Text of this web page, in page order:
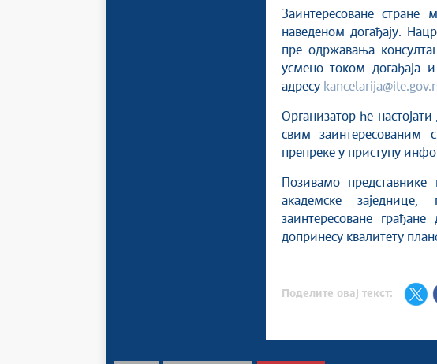
Заинтересоване стране
наведеном догађају.
пре одржавања
усмено током догађаја
адресу
Организатор ће
свим заинтересованим
препреке у приступу
Позивамо представнике
академске
заинтересоване
допринесу квалитету
Поделите овај текст: